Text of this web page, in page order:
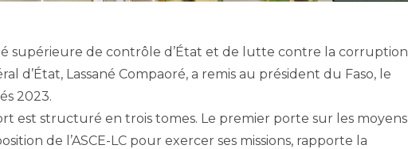
supérieure de contrôle d’État et de lutte contre la corruption
d’État, Lassané Compaoré, a remis au président du Faso, le
2023.
est structuré en trois tomes. Le premier porte sur les moyens
de l’ASCE-LC pour exercer ses missions, rapporte la